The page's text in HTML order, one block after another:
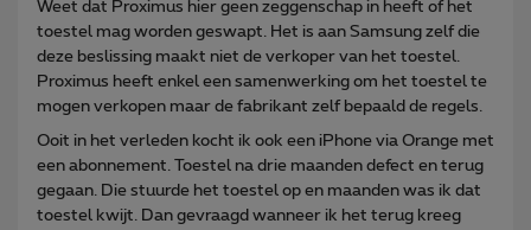
Weet dat Proximus hier geen zeggenschap in heeft of het
toestel mag worden geswapt. Het is aan Samsung zelf die
deze beslissing maakt niet de verkoper van het toestel.
Proximus heeft enkel een samenwerking om het toestel te
mogen verkopen maar de fabrikant zelf bepaald de regels.
Ooit in het verleden kocht ik ook een iPhone via Orange met
een abonnement. Toestel na drie maanden defect en terug
gegaan. Die stuurde het toestel op en maanden was ik dat
toestel kwijt. Dan gevraagd wanneer ik het terug kreeg